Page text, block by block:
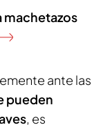
machetazos
ante las
pueden
, es